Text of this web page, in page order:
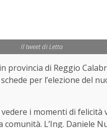
Il tweet di Letta
provincia di Reggio
per l’elezione del
i momenti di
L’Ing. Daniele